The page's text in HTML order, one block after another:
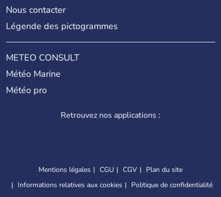
Nous contacter
Légende des pictogrammes
METEO CONSULT
Météo Marine
Météo pro
Retrouvez nos applications :
Mentions légales CGU CGV
Plan du site
Informations relatives aux cookies
Politique de confidentialité